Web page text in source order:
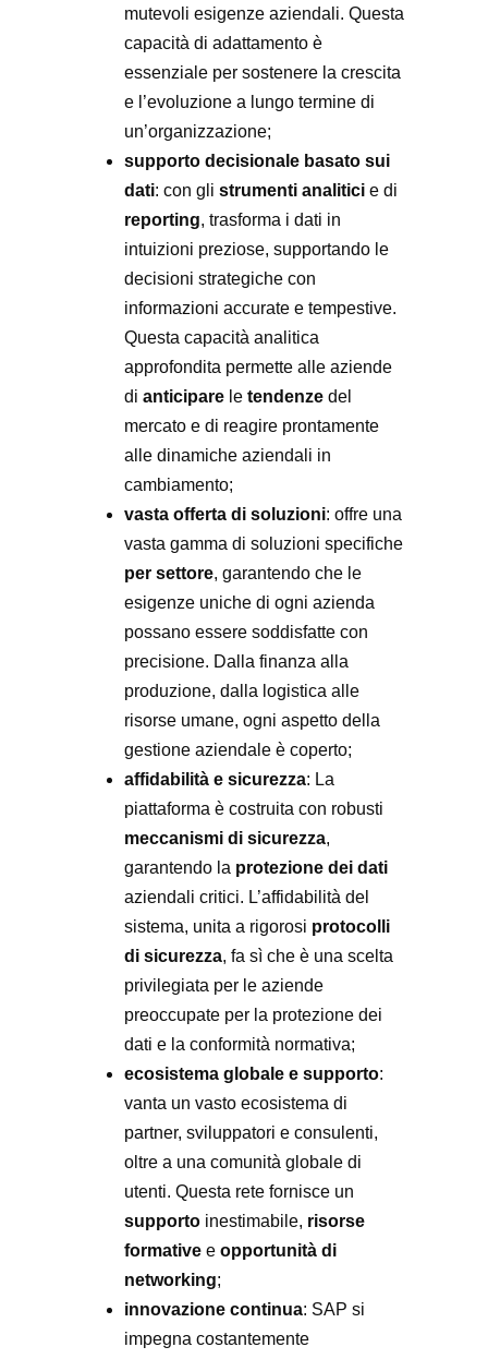
mutevoli esigenze aziendali. Questa
capacità di adattamento è
essenziale per sostenere la crescita
e l’evoluzione a lungo termine di
un’organizzazione;
supporto decisionale basato sui
dati: con gli strumenti analitici e di
reporting, trasforma i dati in
intuizioni preziose, supportando le
decisioni strategiche con
informazioni accurate e tempestive.
Questa capacità analitica
approfondita permette alle aziende
di anticipare le tendenze del
mercato e di reagire prontamente
alle dinamiche aziendali in
cambiamento;
vasta offerta di soluzioni: offre una
vasta gamma di soluzioni specifiche
per settore, garantendo che le
esigenze uniche di ogni azienda
possano essere soddisfatte con
precisione. Dalla finanza alla
produzione, dalla logistica alle
risorse umane, ogni aspetto della
gestione aziendale è coperto;
affidabilità e sicurezza: La
piattaforma è costruita con robusti
meccanismi di sicurezza,
garantendo la protezione dei dati
aziendali critici. L’affidabilità del
sistema, unita a rigorosi protocolli
di sicurezza, fa sì che è una scelta
privilegiata per le aziende
preoccupate per la protezione dei
dati e la conformità normativa;
ecosistema globale e supporto:
vanta un vasto ecosistema di
partner, sviluppatori e consulenti,
oltre a una comunità globale di
utenti. Questa rete fornisce un
supporto inestimabile, risorse
formative e opportunità di
networking;
innovazione continua: SAP si
impegna costantemente